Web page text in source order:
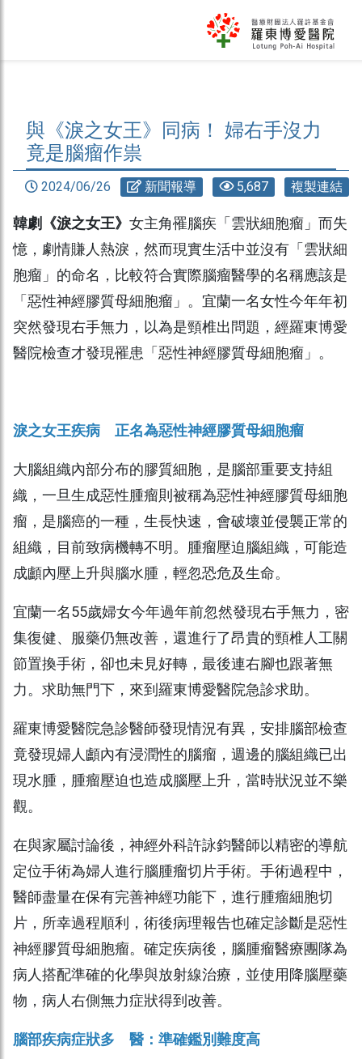
與《淚之女王》同病！ 婦右手沒力
竟是腦瘤作祟
2024/06/26 新聞報導 5,687 複製連結
韓劇《淚之女王》 女主角罹腦疾「雲狀細胞瘤」而失
憶，劇情賺人熱淚，然而現實生活中並沒有「雲狀細
胞瘤」的命名，比較符合實際腦瘤醫學的名稱應該是
「惡性神經膠質母細胞瘤」。宜蘭一名女性今年年初
突然發現右手無力，以為是頸椎出問題，經羅東博愛
醫院檢查才發現罹患「惡性神經膠質母細胞瘤」。
淚之女王疾病 正名為惡性神經膠質母細胞瘤
大腦組織內部分布的膠質細胞，是腦部重要支持組
織，一旦生成惡性腫瘤則被稱為惡性神經膠質母細胞
瘤，是腦癌的一種，生長快速，會破壞並侵襲正常的
組織，目前致病機轉不明。腫瘤壓迫腦組織，可能造
成顱內壓上升與腦水腫，輕忽恐危及生命。
宜蘭一名55歲婦女今年過年前忽然發現右手無力，密
集復健、服藥仍無改善，還進行了昂貴的頸椎人工關
節置換手術，卻也未見好轉，最後連右腳也跟著無
力。求助無門下，來到羅東博愛醫院急診求助。
羅東博愛醫院急診醫師發現情況有異，安排腦部檢查
竟發現婦人顱內有浸潤性的腦瘤，週邊的腦組織已出
現水腫，腫瘤壓迫也造成腦壓上升，當時狀況並不樂
觀。
在與家屬討論後，神經外科許詠鈞醫師以精密的導航
定位手術為婦人進行腦腫瘤切片手術。手術過程中，
醫師盡量在保有完善神經功能下，進行腫瘤細胞切
片，所幸過程順利，術後病理報告也確定診斷是惡性
神經膠質母細胞瘤。確定疾病後，腦腫瘤醫療團隊為
病人搭配準確的化學與放射線治療，並使用降腦壓藥
物，病人右側無力症狀得到改善。
腦部疾病症狀多 醫：準確鑑別難度高